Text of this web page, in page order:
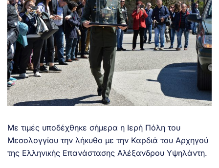
Με τιμές υποδέχθηκε σήμερα η Ιερή Πόλη του
Μεσολογγίου την λήκυθο με την Καρδιά του Αρχηγού
της Ελληνικής Επανάστασης Αλέξανδρου Υψηλάντη.